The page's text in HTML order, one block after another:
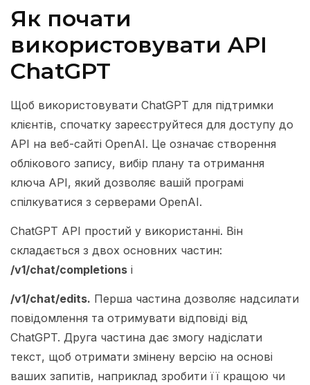
Як почати
використовувати API
ChatGPT
Щоб використовувати ChatGPT для підтримки
клієнтів, спочатку зареєструйтеся для доступу до
API на веб-сайті OpenAI. Це означає створення
облікового запису, вибір плану та отримання
ключа API, який дозволяє вашій програмі
спілкуватися з серверами OpenAI.
ChatGPT API простий у використанні. Він
складається з двох основних частин:
/v1/chat/completions і
/v1/chat/edits. Перша частина дозволяє надсилати
повідомлення та отримувати відповіді від
ChatGPT. Друга частина дає змогу надіслати
текст, щоб отримати змінену версію на основі
ваших запитів, наприклад зробити її кращою чи